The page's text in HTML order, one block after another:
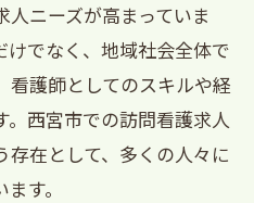
アップするための研修
の訪問看護のやりがい
護の未来展望
キャリアアップの方
ニーズが高まっていま
でなく、地域社会全体で
看護師としてのスキルや経
西宮市での訪問看護求人
在として、多くの人々に
す。